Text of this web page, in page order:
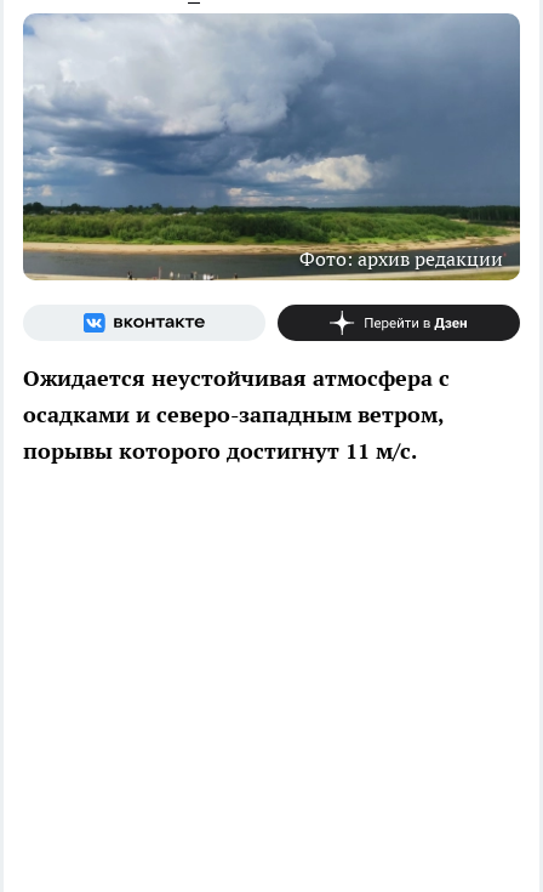
Фото: архив редакции
Ожидается неустойчивая атмосфера с
осадками и северо-западным ветром,
порывы которого достигнут 11 м/с.